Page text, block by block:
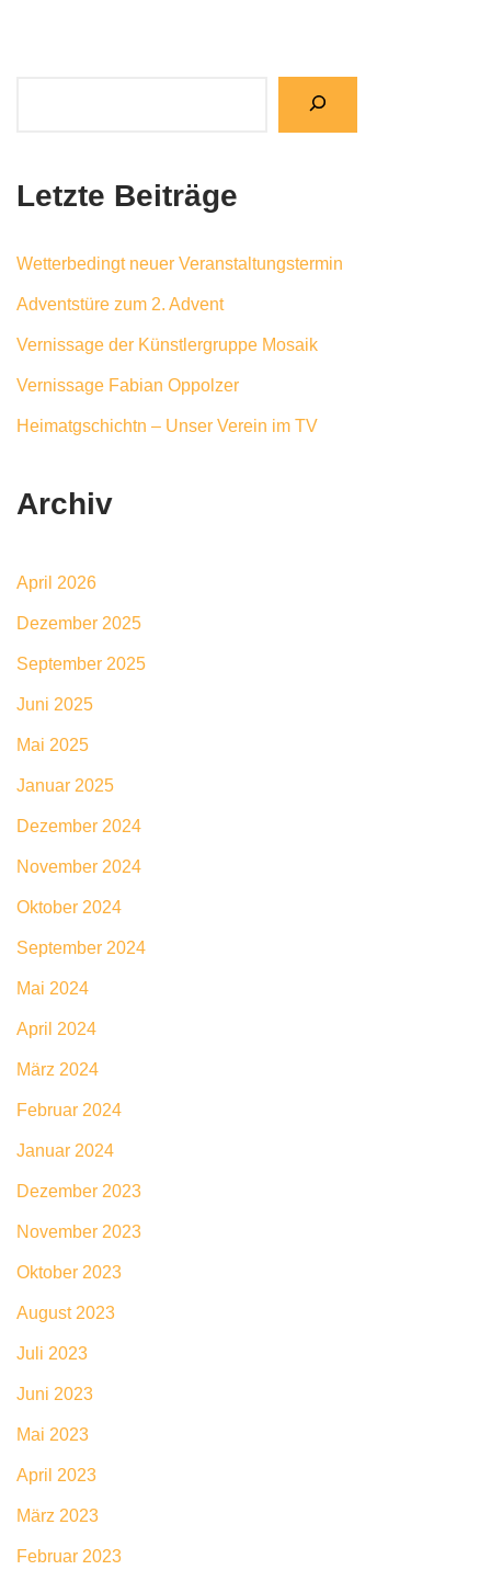
Letzte Beiträge
Wetterbedingt neuer Veranstaltungstermin
Adventstüre zum 2. Advent
Vernissage der Künstlergruppe Mosaik
Vernissage Fabian Oppolzer
Heimatgschichtn – Unser Verein im TV
Archiv
April 2026
Dezember 2025
September 2025
Juni 2025
Mai 2025
Januar 2025
Dezember 2024
November 2024
Oktober 2024
September 2024
Mai 2024
April 2024
März 2024
Februar 2024
Januar 2024
Dezember 2023
November 2023
Oktober 2023
August 2023
Juli 2023
Juni 2023
Mai 2023
April 2023
März 2023
Februar 2023